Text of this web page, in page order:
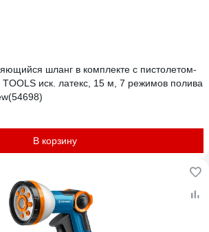
шланг в комплекте с пистолетом-
иск. латекс, 15 м, 7 режимов полива
В корзину